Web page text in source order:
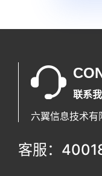
联系
六翼信息技术有
客服：